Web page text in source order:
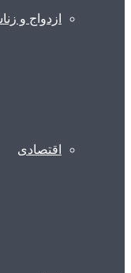
ازدواج و
اقتصادی